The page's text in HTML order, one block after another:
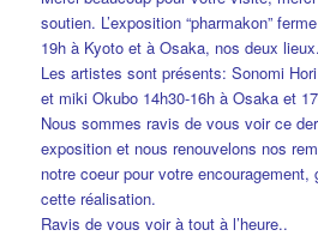
soutien. L’exposition “pharmakon”
19h à Kyoto et à Osaka, nos deux lieux.
Les artistes sont présents: Sonomi
et miki Okubo 14h30-16h à Osaka et
Nous sommes ravis de vous voir ce
exposition et nous renouvelons nos
notre coeur pour votre encouragement,
cette réalisation.
Ravis de vous voir à tout à l’heure..